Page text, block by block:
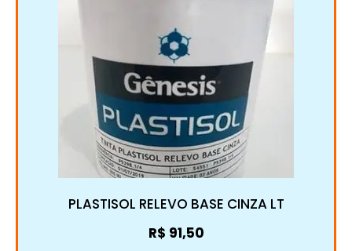
PLASTISOL RELEVO BASE CINZA LT
R$ 91,50